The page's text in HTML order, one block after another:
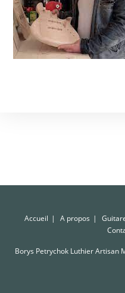
Accueil A propos
Borys Petrychok Luthier Artisan